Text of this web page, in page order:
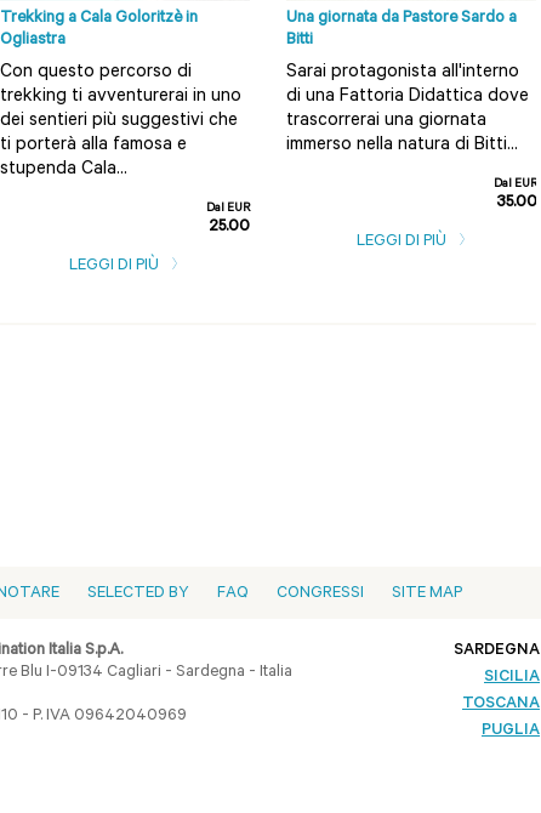
di Nuoro
territori più suggestivi
conosciuti della
La Barbagia rappr...
LEGGI DI PIÙ
Trekking a Cala Goloritzè in
Ogliastra
Con questo percorso di
trekking ti avventurerai in uno
dei sentieri più suggestivi che
ti porterà alla famosa e
stupenda Cala...
Dal EUR
25.00
LEGGI DI PIÙ
Una giornata da Pastore Sardo a
Bitti
Sarai protagonista all'interno
di una Fattoria Didattica dove
trascorrerai una giornata
immerso nella natura di Bitti...
Dal EUR
35.00
LEGGI DI PIÙ
SELECTED BY FAQ CONGRESSI SITE MAP
Italia S.p.A.
Blu I-09134 Cagliari - Sardegna - Italia
- P. IVA 09642040969
SARDEGNA
SICILIA
TOSCANA
PUGLIA